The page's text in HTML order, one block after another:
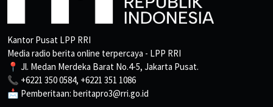
Kantor Pusat LPP RRI
Media radio berita online terpercaya - LPP RRI
📍 Jl. Medan Merdeka Barat No.4-5, Jakarta Pusat.
📞 +6221 350 0584, +6221 351 1086
📩 Pemberitaan: beritapro3@rri.go.id